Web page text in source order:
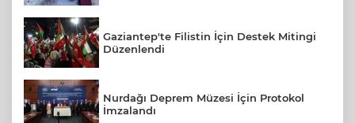
Gaziantep'te Filistin İçin Destek Mitingi
Düzenlendi
Nurdağı Deprem Müzesi İçin Protokol
İmzalandı